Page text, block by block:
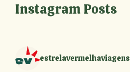
Instagram Posts
estrelavermelhaviagens